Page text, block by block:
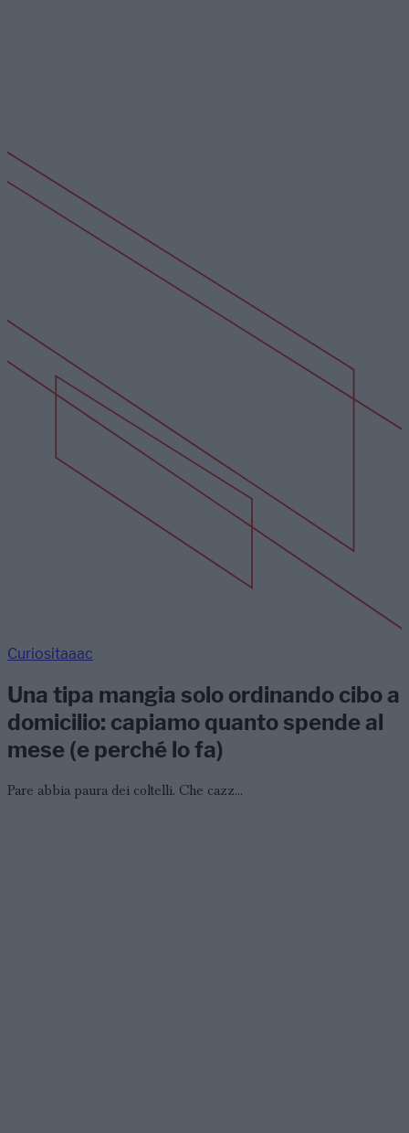
Curiositaaac
Una tipa mangia solo ordinando cibo a
domicilio: capiamo quanto spende al
mese (e perché lo fa)
Pare abbia paura dei coltelli. Che cazz...